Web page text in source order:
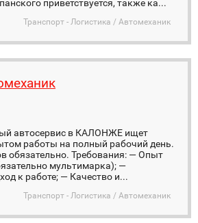
приветствуется, также ка...
Транспорт - Логистика / Автомеханик
автосервис в КАЛОНЖЕ ищет
работы на полный рабочий день.
обязательно. Требования: — Опыт
мультимарка); —
к работе; — Качество и...
Транспорт - Логистика / Автомеханик